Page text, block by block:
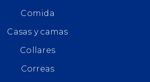
Comida
Casas y camas
Collares
Correas